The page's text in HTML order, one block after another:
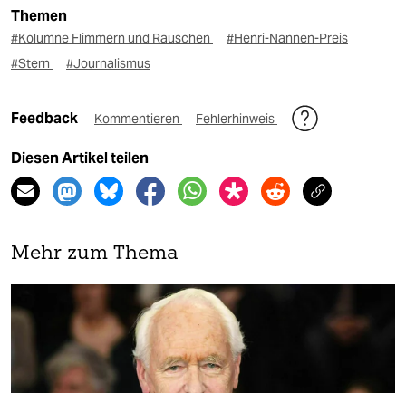
Themen
#Kolumne Flimmern und Rauschen
#Henri-Nannen-Preis
#Stern
#Journalismus
Feedback Kommentieren Fehlerhinweis
Diesen Artikel teilen
Mehr zum Thema